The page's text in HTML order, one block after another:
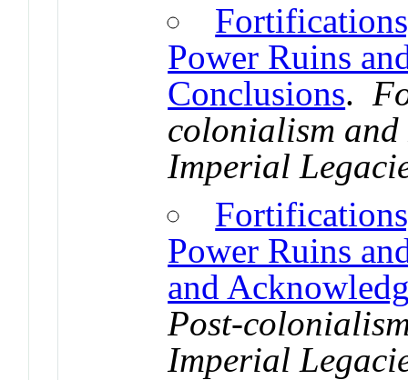
Power Ruins
Conclusions.
colonialism
Imperial
Power Ruins
and
Post-
Imperial